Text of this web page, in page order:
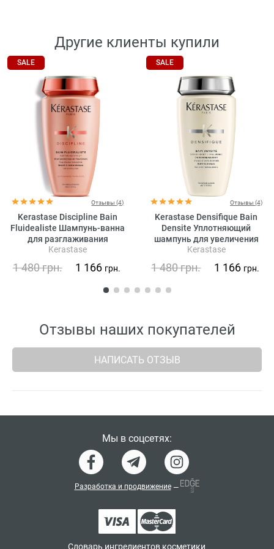
Другие клиенты купили
SALE
Отзывы (4)
Kerastase Discipline Bain
Fluidealiste Шампунь-ванна
для разглаживания
непослушных волос (без
Kerastase
1 480грн. 1 166 грн.
SALE
Отзывы (4)
Kerastase Densifique Bain
Densite Уплотняющий
шампунь для увеличения
густоты волос
Kerastase
1 480грн. 1 166 грн.
Отзывы наших покупателей
НАПИСАТЬ ОТЗЫВ
Словарь ингредиентов косметики
Мы в соцсетях:
Разработка и продвижение —